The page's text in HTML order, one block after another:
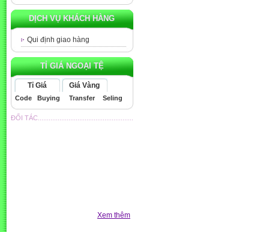
DỊCH VỤ KHÁCH HÀNG
Qui định giao hàng
TỈ GIÁ NGOẠI TỆ
Tỉ Giá Giá Vàng
Code Buying Transfer Seling
ĐỐI TÁC.....................................................
Xem thêm